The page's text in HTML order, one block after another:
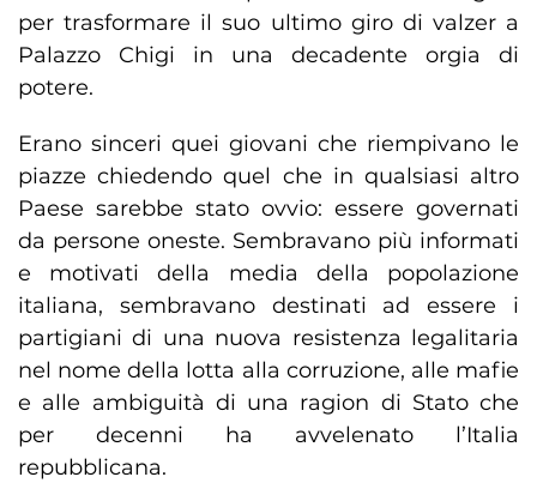
per trasformare il suo ultimo giro di valzer a
Palazzo Chigi in una decadente orgia di
potere.
Erano sinceri quei giovani che riempivano le
piazze chiedendo quel che in qualsiasi altro
Paese sarebbe stato ovvio: essere governati
da persone oneste. Sembravano più informati
e motivati della media della popolazione
italiana, sembravano destinati ad essere i
partigiani di una nuova resistenza legalitaria
nel nome della lotta alla corruzione, alle mafie
e alle ambiguità di una ragion di Stato che
per decenni ha avvelenato l’Italia
repubblicana.